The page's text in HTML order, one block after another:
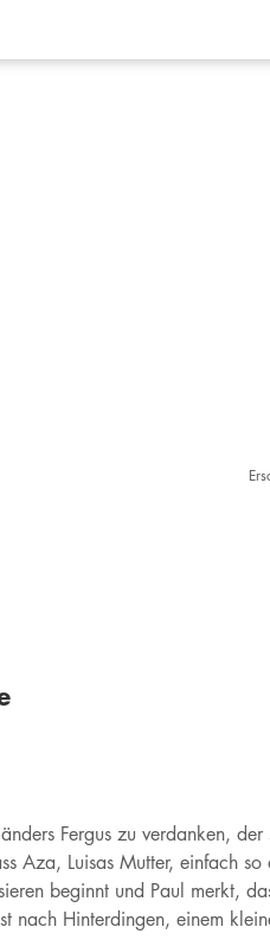
Fergus zu verdanken,
Aza, Luisas Mutter, einfach
beginnt und Paul merkt,
nach Hinterdingen, einem